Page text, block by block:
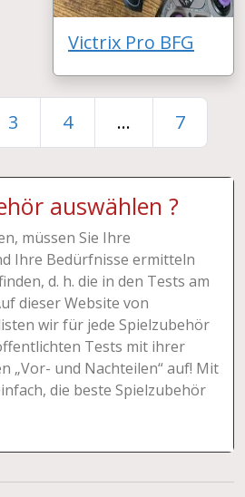
Victrix Pro BFG
3 4 ... 7
auswählen ?
müssen Sie Ihre
Ihre Bedürfnisse ermitteln
d. h. die in den Tests am
dieser Website von
wir für jede Spielzubehör
Tests mit ihrer
„Vor- und Nachteilen“ auf! Mit
die beste Spielzubehör